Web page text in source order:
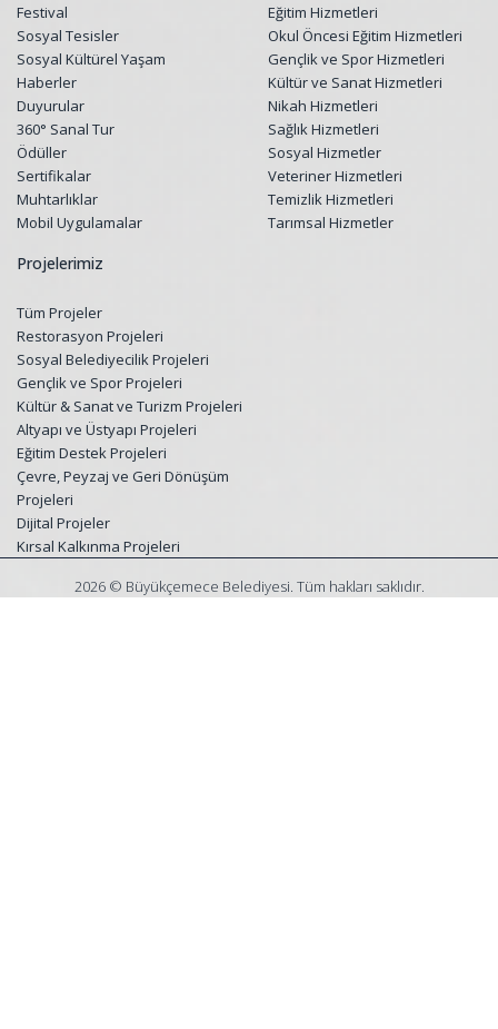
Festival
Sosyal Tesisler
Sosyal Kültürel Yaşam
Haberler
Duyurular
360° Sanal Tur
Ödüller
Sertifikalar
Muhtarlıklar
Mobil Uygulamalar
Eğitim Hizmetleri
Okul Öncesi Eğitim Hizmetleri
Gençlik ve Spor Hizmetleri
Kültür ve Sanat Hizmetleri
Nikah Hizmetleri
Sağlık Hizmetleri
Sosyal Hizmetler
Veteriner Hizmetleri
Temizlik Hizmetleri
Tarımsal Hizmetler
Projelerimiz
Tüm Projeler
Restorasyon Projeleri
Sosyal Belediyecilik Projeleri
Gençlik ve Spor Projeleri
Kültür & Sanat ve Turizm Projeleri
Altyapı ve Üstyapı Projeleri
Eğitim Destek Projeleri
Çevre, Peyzaj ve Geri Dönüşüm
Projeleri
Dijital Projeler
Kırsal Kalkınma Projeleri
2026 © Büyükçemece Belediyesi. Tüm hakları saklıdır.